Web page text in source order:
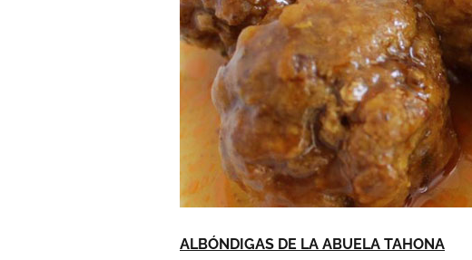
ALBÓNDIGAS DE LA ABUELA TAHONA